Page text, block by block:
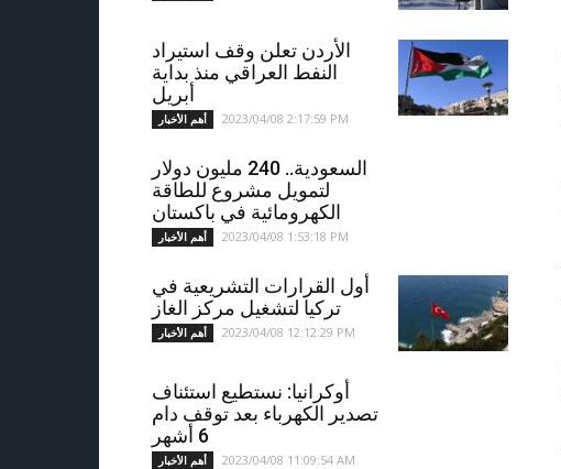
الأردن تعلن وقف استيراد
النفط العراقي منذ بداية
أبريل
أهم الأخبار 2023/04/08 2:17:59 PM
السعودية.. 240 مليون دولار
لتمويل مشروع للطاقة
الكهرومائية في باكستان
أهم الأخبار 2023/04/08 1:53:18 PM
أول القرارات التشريعية في
تركيا لتشغيل مركز الغاز
أهم الأخبار 2023/04/08 12:12:29 PM
أوكرانيا: نستطيع استئناف
تصدير الكهرباء بعد توقف دام
6 أشهر
أهم الأخبار 2023/04/08 11:09:54 AM